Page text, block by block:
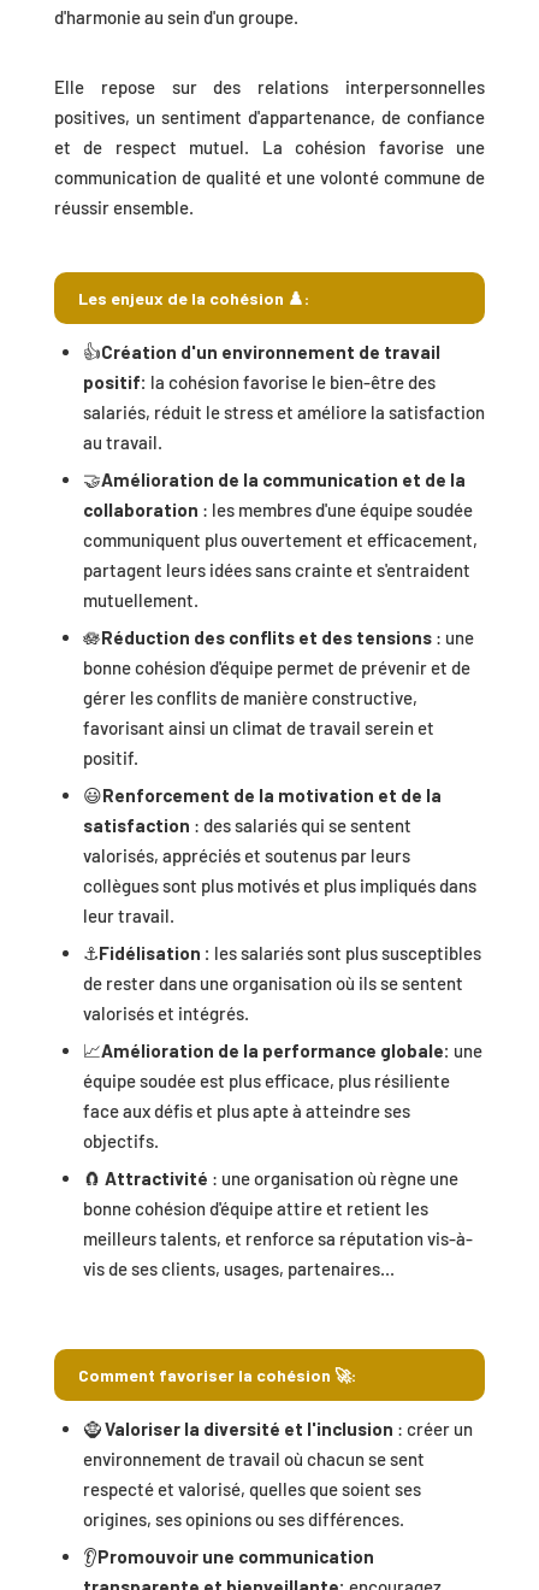
d'harmonie au sein d'un groupe.
Elle repose sur des relations interpersonnelles
positives, un sentiment d'appartenance, de confiance
et de respect mutuel. La cohésion favorise une
communication de qualité et une volonté commune de
réussir ensemble.
Les enjeux de la cohésion ♟️:
👍Création d'un environnement de travail
positif: la cohésion favorise le bien-être des
salariés, réduit le stress et améliore la satisfaction
au travail.
🤝Amélioration de la communication et de la
collaboration : les membres d'une équipe soudée
communiquent plus ouvertement et efficacement,
partagent leurs idées sans crainte et s'entraident
mutuellement.
🪷Réduction des conflits et des tensions: une
bonne cohésion d'équipe permet de prévenir et de
gérer les conflits de manière constructive,
favorisant ainsi un climat de travail serein et
positif.
😃Renforcement de la motivation et de la
satisfaction : des salariés qui se sentent
valorisés, appréciés et soutenus par leurs
collègues sont plus motivés et plus impliqués dans
leur travail.
⚓Fidélisation : les salariés sont plus susceptibles
de rester dans une organisation où ils se sentent
valorisés et intégrés.
📈Amélioration de la performance globale: une
équipe soudée est plus efficace, plus résiliente
face aux défis et plus apte à atteindre ses
objectifs.
🧲 Attractivité : une organisation où règne une
bonne cohésion d'équipe attire et retient les
meilleurs talents, et renforce sa réputation vis-à-
vis de ses clients, usages, partenaires...
Comment favoriser la cohésion 🚀:
🧌Valoriser la diversité et l'inclusion : créer un
environnement de travail où chacun se sent
respecté et valorisé, quelles que soient ses
origines, ses opinions ou ses différences.
👂Promouvoir une communication